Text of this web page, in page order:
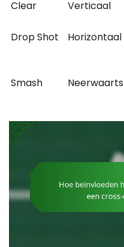
Clear
Verticaal
Drop Shot Horizontaal
Smash Neerwaarts